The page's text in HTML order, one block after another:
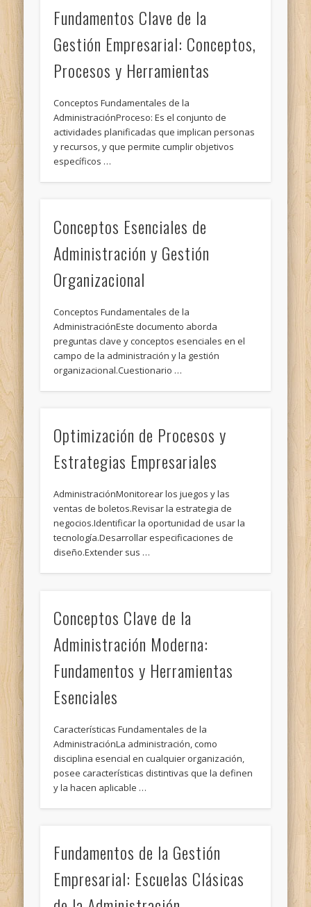
Fundamentos Clave de la
Gestión Empresarial: Conceptos,
Procesos y Herramientas
Conceptos Fundamentales de la
AdministraciónProceso: Es el conjunto de
actividades planificadas que implican personas
y recursos, y que permite cumplir objetivos
específicos …
Conceptos Esenciales de
Administración y Gestión
Organizacional
Conceptos Fundamentales de la
AdministraciónEste documento aborda
preguntas clave y conceptos esenciales en el
campo de la administración y la gestión
organizacional.Cuestionario …
Optimización de Procesos y
Estrategias Empresariales
AdministraciónMonitorear los juegos y las
ventas de boletos.Revisar la estrategia de
negocios.Identificar la oportunidad de usar la
tecnología.Desarrollar especificaciones de
diseño.Extender sus …
Conceptos Clave de la
Administración Moderna:
Fundamentos y Herramientas
Esenciales
Características Fundamentales de la
AdministraciónLa administración, como
disciplina esencial en cualquier organización,
posee características distintivas que la definen
y la hacen aplicable …
Fundamentos de la Gestión
Empresarial: Escuelas Clásicas